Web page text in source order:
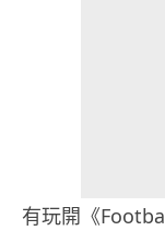
有玩開《